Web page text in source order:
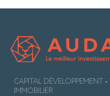
CAPITAL DÉVELOPPEMENT
IMMOBILIER